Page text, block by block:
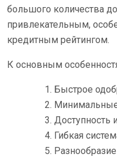
большого количества
привлекательным,
кредитным рейтингом.
К основным
Быстрое
Доступность
Гибкая